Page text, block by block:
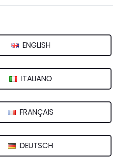
Pistoia
Pistoia
Uzzano (PT)
ENGLISH
ITALIANO
FRANÇAIS
DEUTSCH